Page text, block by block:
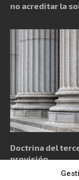
no acreditar la
Doctrina del
provisión